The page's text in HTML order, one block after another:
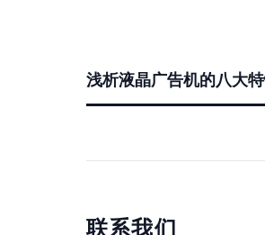
浅析液晶广告机的八大
联系我们